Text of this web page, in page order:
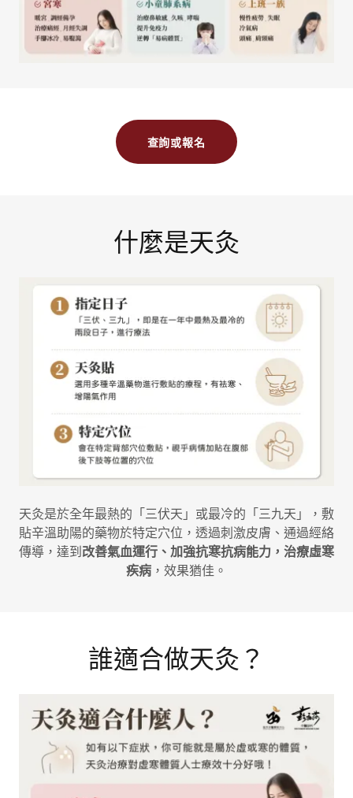
查詢或報名
什麼是天灸
天灸是於全年最熱的「三伏天」或最冷的「三九天」，敷
貼辛溫助陽的藥物於特定穴位，透過刺激皮膚、通過經絡
傳導，達到 改善氣血運行、加強抗寒抗病能力，治療虛寒
疾病 ，效果猶佳。
誰適合做天灸？